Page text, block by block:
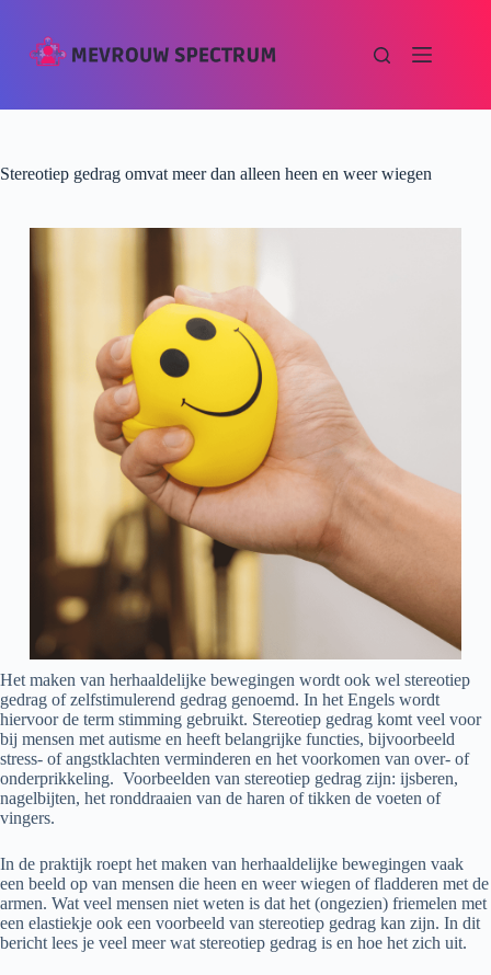
Stereotiep gedrag omvat meer dan alleen heen en weer wiegen
Het maken van herhaaldelijke bewegingen wordt ook wel stereotiep
gedrag of zelfstimulerend gedrag genoemd. In het Engels wordt
hiervoor de term stimming gebruikt. Stereotiep gedrag komt veel voor
bij mensen met autisme en heeft belangrijke functies, bijvoorbeeld
stress- of angstklachten verminderen en het voorkomen van over- of
onderprikkeling. Voorbeelden van stereotiep gedrag zijn: ijsberen,
nagelbijten, het ronddraaien van de haren of tikken de voeten of
vingers.
In de praktijk roept het maken van herhaaldelijke bewegingen vaak
een beeld op van mensen die heen en weer wiegen of fladderen met de
armen. Wat veel mensen niet weten is dat het (ongezien) friemelen met
een elastiekje ook een voorbeeld van stereotiep gedrag kan zijn. In dit
bericht lees je veel meer wat stereotiep gedrag is en hoe het zich uit.